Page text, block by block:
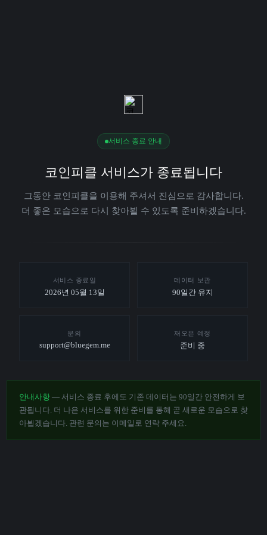
서비스 종료 안내
코인피클 서비스가 종료됩니다
그동안 코인피클을 이용해 주셔서 진심으로 감사합니다.
더 좋은 모습으로 다시 찾아뵐 수 있도록 준비하겠습니다.
서비스 종료일
2026년 05월 13일
데이터 보관
90일간 유지
문의
support@bluegem.me
재오픈 예정
준비 중
안내사항 — 서비스 종료 후에도 기존 데이터는 90일간 안전하게 보
관됩니다. 더 나은 서비스를 위한 준비를 통해 곧 새로운 모습으로 찾
아뵙겠습니다. 관련 문의는 이메일로 연락 주세요.